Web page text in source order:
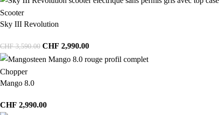
Scooter
Sky III Revolution
CHF3,590.00 CHF 2,990.00
Chopper
Mango 8.0
CHF 2,990.00